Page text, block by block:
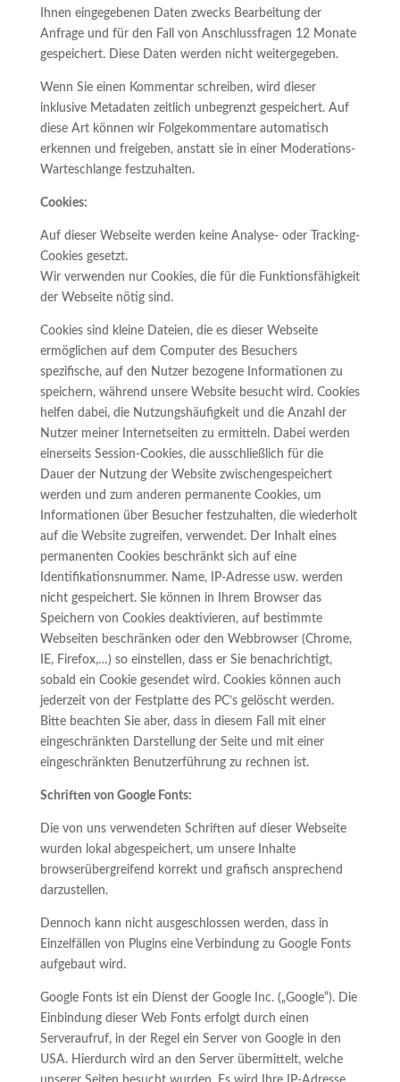
Ihnen eingegebenen Daten zwecks Bearbeitung der
Anfrage und für den Fall von Anschlussfragen 12 Monate
gespeichert. Diese Daten werden nicht weitergegeben.
Wenn Sie einen Kommentar schreiben, wird dieser
inklusive Metadaten zeitlich unbegrenzt gespeichert. Auf
diese Art können wir Folgekommentare automatisch
erkennen und freigeben, anstatt sie in einer Moderations-
Warteschlange festzuhalten.
Cookies:
Auf dieser Webseite werden keine Analyse- oder Tracking-
Cookies gesetzt.
Wir verwenden nur Cookies, die für die Funktionsfähigkeit
der Webseite nötig sind.
Cookies sind kleine Dateien, die es dieser Webseite
ermöglichen auf dem Computer des Besuchers
spezifische, auf den Nutzer bezogene Informationen zu
speichern, während unsere Website besucht wird. Cookies
helfen dabei, die Nutzungshäufigkeit und die Anzahl der
Nutzer meiner Internetseiten zu ermitteln. Dabei werden
einerseits Session-Cookies, die ausschließlich für die
Dauer der Nutzung der Website zwischengespeichert
werden und zum anderen permanente Cookies, um
Informationen über Besucher festzuhalten, die wiederholt
auf die Website zugreifen, verwendet. Der Inhalt eines
permanenten Cookies beschränkt sich auf eine
Identifikationsnummer. Name, IP-Adresse usw. werden
nicht gespeichert. Sie können in Ihrem Browser das
Speichern von Cookies deaktivieren, auf bestimmte
Webseiten beschränken oder den Webbrowser (Chrome,
IE, Firefox,…) so einstellen, dass er Sie benachrichtigt,
sobald ein Cookie gesendet wird. Cookies können auch
jederzeit von der Festplatte des PC’s gelöscht werden.
Bitte beachten Sie aber, dass in diesem Fall mit einer
eingeschränkten Darstellung der Seite und mit einer
eingeschränkten Benutzerführung zu rechnen ist.
Schriften von Google Fonts:
Die von uns verwendeten Schriften auf dieser Webseite
wurden lokal abgespeichert, um unsere Inhalte
browserübergreifend korrekt und grafisch ansprechend
darzustellen.
Dennoch kann nicht ausgeschlossen werden, dass in
Einzelfällen von Plugins eine Verbindung zu Google Fonts
aufgebaut wird.
Google Fonts ist ein Dienst der Google Inc. („Google“). Die
Einbindung dieser Web Fonts erfolgt durch einen
Serveraufruf, in der Regel ein Server von Google in den
USA. Hierdurch wird an den Server übermittelt, welche